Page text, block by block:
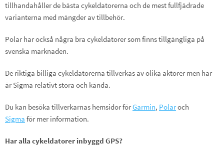
tillhandahåller de bästa cykeldatorerna och de mest fullfjädrade
varianterna med mängder av tillbehör.
Polar har också några bra cykeldatorer som finns tillgängliga på
svenska marknaden.
De riktiga billiga cykeldatorerna tillverkas av olika aktörer men här
är Sigma relativt stora och kända.
Du kan besöka tillverkarnas hemsidor förGarmin, Polaroch
Sigma för mer information.
Har alla cykeldatorer inbyggd GPS?